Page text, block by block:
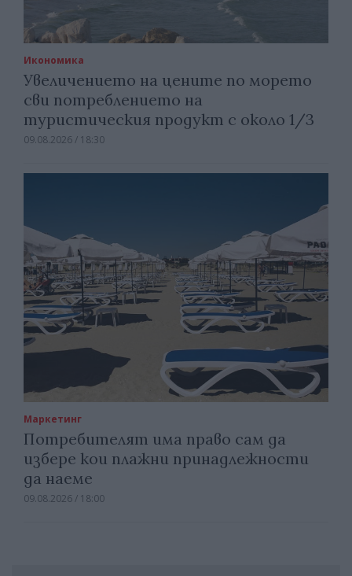
Икономика
Увеличението на цените по морето
сви потреблението на
туристическия продукт с около 1/3
09.08.2026 / 18:30
Маркетинг
Потребителят има право сам да
избере кои плажни принадлежности
да наеме
09.08.2026 / 18:00